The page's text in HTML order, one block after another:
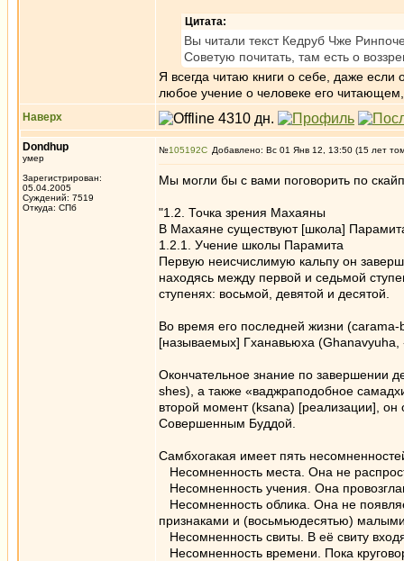
Цитата:
Вы читали текст Кедруб Чже
Советую почитать, там есть о
Я всегда читаю книги о себе, даже
любое учение о человеке его
Наверх
Dondhup
умер
Зарегистрирован:
05.04.2005
Суждений: 7519
Откуда: СПб
№105192 Добавлено: Вс 01 Янв 12, 13:50 (15 лет
Мы могли бы с вами поговорить по
"1.2. Точка зрения Махаяны
В Махаяне существуют [школа]
1.2.1. Учение школы Парамита
Первую неисчислимую кальпу он
находясь между первой и седьмой
ступенях: восьмой, девятой и десятой.
Во время его последней жизни
[называемых] Гханавьюха
Окончательное знание по завершении
shes), а также «ваджраподобное
второй момент (ksana) [реализации],
Совершенным Буддой.
Самбхогакая имеет пять
Несомненность места. Она не
Несомненность учения. Она
Несомненность облика. Она не
признаками и (восьмьюдесятью)
Несомненность свиты. В её свиту
Несомненность времени. Пока